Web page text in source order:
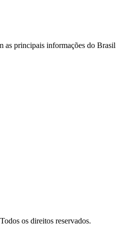
as principais informações do Brasil
os direitos reservados.